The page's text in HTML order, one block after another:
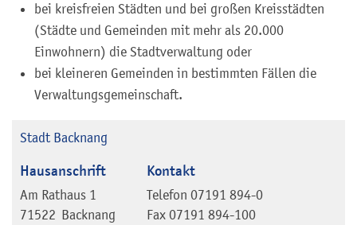
bei kreisfreien Städten und bei großen Kreisstädten
(Städte und Gemeinden mit mehr als 20.000
Einwohnern) die Stadtverwaltung oder
bei kleineren Gemeinden in bestimmten Fällen die
Verwaltungsgemeinschaft.
Stadt Backnang
Hausanschrift
Am Rathaus 1
71522 Backnang
Kontakt
Telefon 07191 894-0
Fax 07191 894-100